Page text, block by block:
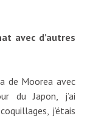
avec d’autres
de Moorea avec
du Japon, j’ai
j’étais